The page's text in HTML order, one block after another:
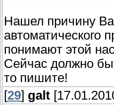
Нашел причину
автоматического
понимают этой
Сейчас должно
то пишите!
[29] galt